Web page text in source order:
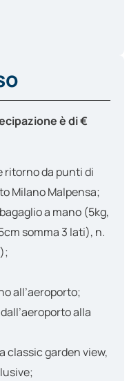
è di €
ritorno da punti di
Milano Malpensa;
a mano (5kg,
somma 3 lati), n.
all’aeroporto;
alla
classic garden view,